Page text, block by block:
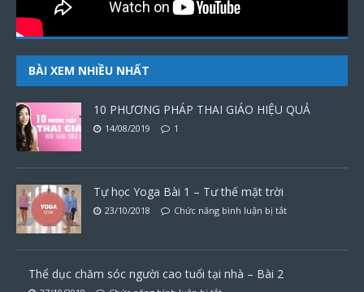
BÀI XEM NHIỀU NHẤT
10 PHƯƠNG PHÁP THAI GIÁO HIỆU QUẢ
14/08/2019 1
Tự học Yoga Bài 1 – Tư thế mặt trời
23/10/2018 Chức năng bình luận bị tắt
Thể dục chăm sóc người cao tuổi tại nhà – Bài 2